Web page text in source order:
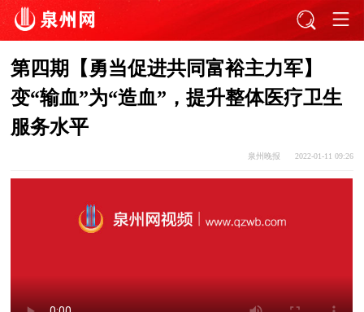
​第四期【勇当促进共同富裕主力军】
变“输血”为“造血”，提升整体医疗卫生
服务水平
泉州晚报 2022-01-11 09:26